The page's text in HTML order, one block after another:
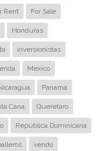
Rent For Sale
Honduras
inversionistas
Mexico
Panamá
Cana Queretaro
Republica Dominicana
vendo